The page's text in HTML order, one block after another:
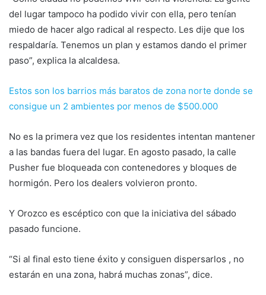
del lugar tampoco ha podido vivir con ella, pero tenían
miedo de hacer algo radical al respecto. Les dije que los
respaldaría. Tenemos un plan y estamos dando el primer
paso”, explica la alcaldesa.
Estos son los barrios más baratos de zona norte donde se
consigue un 2 ambientes por menos de $500.000
No es la primera vez que los residentes intentan mantener
a las bandas fuera del lugar. En agosto pasado, la calle
Pusher fue bloqueada con contenedores y bloques de
hormigón. Pero los dealers volvieron pronto.
Y Orozco es escéptico con que la iniciativa del sábado
pasado funcione.
“Si al final esto tiene éxito y consiguen dispersarlos , no
estarán en una zona, habrá muchas zonas”, dice.